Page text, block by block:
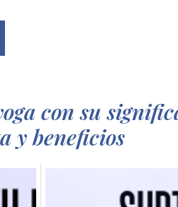
con su
y beneficios